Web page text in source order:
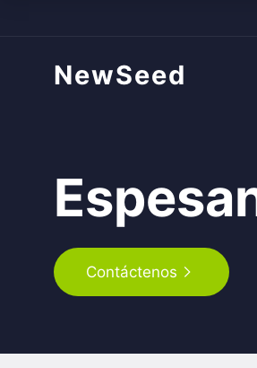
NewSeed
Contáctenos